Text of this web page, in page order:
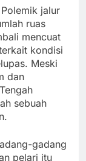
jalur
ruas
mencuat
kondisi
Meski
dan
sebuah
gadang
pelari itu